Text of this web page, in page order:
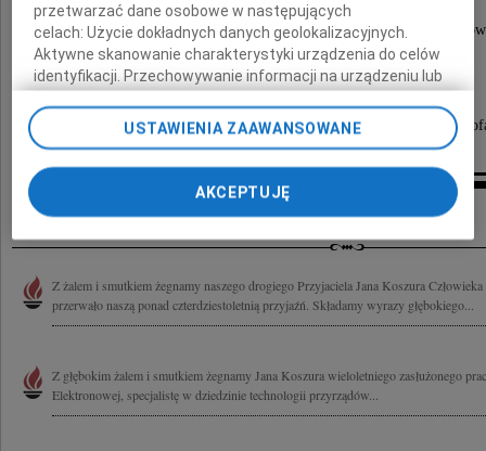
Po mszy świętej nastąpi odprowadzenie prochów
do grobu rodzinnego.
Zamiast kwiatów prosimy o wsparcie
Fundacji Hospicjum Onkologiczne sw.
Kondolencje
Z żalem i smutkiem żegnamy naszego drogiego Przyjaciela Jana Koszura
przerwało naszą ponad czterdziestoletnią przyjaźń. Składamy wyrazy głębokiego...
Z głębokim żalem i smutkiem żegnamy Jana Koszura wieloletniego zasłużonego
Elektronowej, specjalistę w dziedzinie technologii przyrządów...
przetwarzać dane osobowe w następujących
celach:Użycie dokładnych danych geolokalizacyjnych.
Aktywne skanowanie charakterystyki urządzenia do celów
identyfikacji. Przechowywanie informacji na urządzeniu lub
reklam i treści, badnie odbiorców i ulepszanie usług.
Lista Zaufanych Partnerów
USTAWIENIA ZAAWANSOWANE
AKCEPTUJĘ